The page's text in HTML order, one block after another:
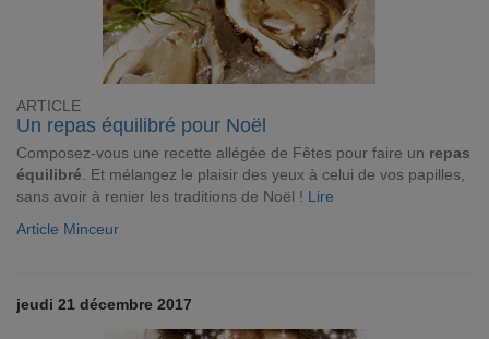
ARTICLE
Un repas équilibré pour Noël
Composez-vous une recette allégée de Fêtes pour faire un repas
équilibré . Et mélangez le plaisir des yeux à celui de vos papilles,
sans avoir à renier les traditions de Noël ! Lire
Article Minceur
jeudi 21 décembre 2017